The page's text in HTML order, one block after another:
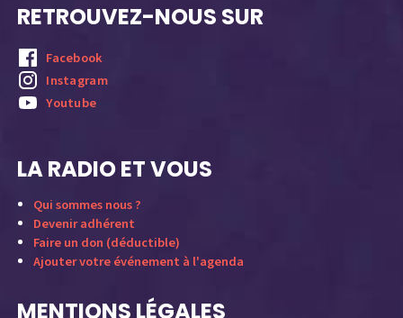
RETROUVEZ-NOUS SUR
Facebook
Instagram
Youtube
LA RADIO ET VOUS
Qui sommes nous ?
Devenir adhérent
Faire un don (déductible)
Ajouter votre événement à l'agenda
MENTIONS LÉGALES